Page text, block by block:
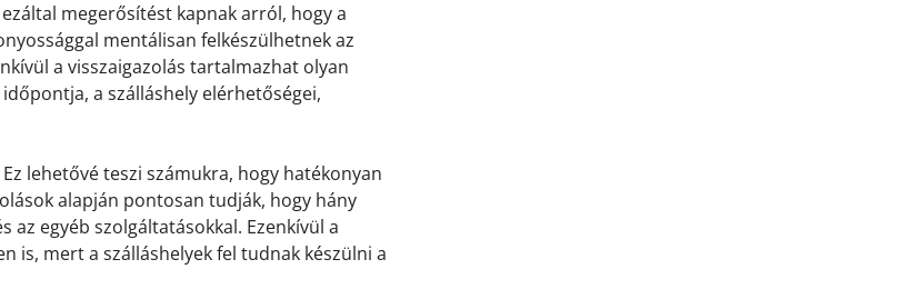
megerősítést kapnak arról, hogy a
mentálisan felkészülhetnek az
a visszaigazolás tartalmazhat olyan
a szálláshely elérhetőségei,
lehetővé teszi számukra, hogy hatékonyan
alapján pontosan tudják, hogy hány
az egyéb szolgáltatásokkal. Ezenkívül a
is, mert a szálláshelyek fel tudnak készülni a